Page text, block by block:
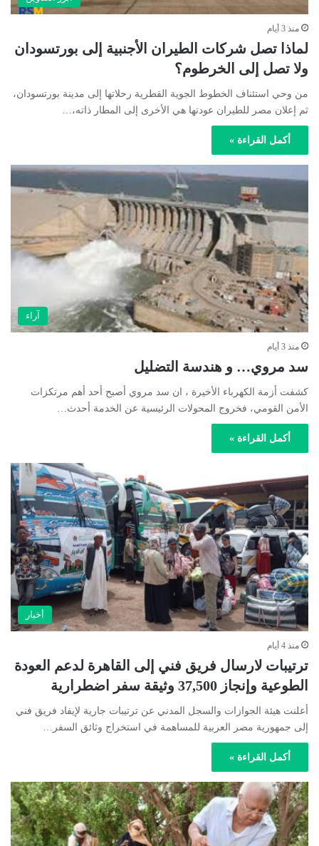
منذ 3 أيام
لماذا تصل شركات الطيران الأجنبية إلى بورتسودان
ولا تصل إلى الخرطوم؟
من وحي استئناف الخطوط الجوية القطرية رحلاتها إلى مدينة بورتسودان،
ثم إعلان مصر للطيران عودتها هي الأخرى إلى المطار ذاته،…
أكمل القراءة »
آراء
منذ 3 أيام
سد مروي… و هندسة التضليل
كشفت أزمة الكهرباء الأخيرة ، ان سد مروي أصبح أحد أهم مرتكزات
الأمن القومي، فخروج المحولات الرئيسية عن الخدمة أحدث…
أكمل القراءة »
أخبار
منذ 4 أيام
ترتيبات لارسال فريق فني إلى القاهرة لدعم العودة
الطوعية وإنجاز 37,500 وثيقة سفر اضطرارية
أعلنت هيئة الجوازات والسجل المدني عن ترتيبات جارية لإيفاد فريق فني
إلى جمهورية مصر العربية للمساهمة في استخراج وثائق السفر…
أكمل القراءة »